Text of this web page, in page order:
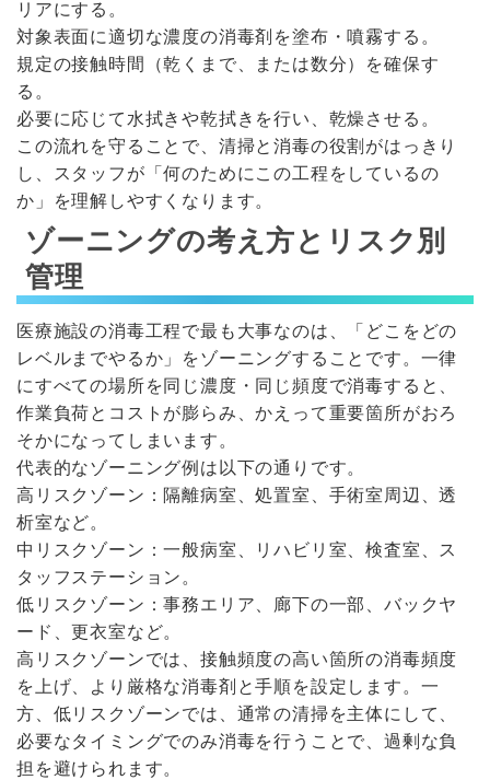
リアにする。
対象表面に適切な濃度の消毒剤を塗布・噴霧する。
規定の接触時間（乾くまで、または数分）を確保す
る。
必要に応じて水拭きや乾拭きを行い、乾燥させる。
この流れを守ることで、清掃と消毒の役割がはっきり
し、スタッフが「何のためにこの工程をしているの
か」を理解しやすくなります。
ゾーニングの考え方とリスク別
管理
医療施設の消毒工程で最も大事なのは、「どこをどの
レベルまでやるか」をゾーニングすることです。一律
にすべての場所を同じ濃度・同じ頻度で消毒すると、
作業負荷とコストが膨らみ、かえって重要箇所がおろ
そかになってしまいます。
代表的なゾーニング例は以下の通りです。
高リスクゾーン：隔離病室、処置室、手術室周辺、透
析室など。
中リスクゾーン：一般病室、リハビリ室、検査室、ス
タッフステーション。
低リスクゾーン：事務エリア、廊下の一部、バックヤ
ード、更衣室など。
高リスクゾーンでは、接触頻度の高い箇所の消毒頻度
を上げ、より厳格な消毒剤と手順を設定します。一
方、低リスクゾーンでは、通常の清掃を主体にして、
必要なタイミングでのみ消毒を行うことで、過剰な負
担を避けられます。